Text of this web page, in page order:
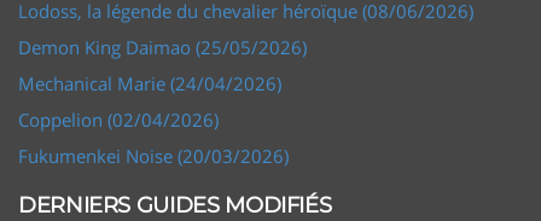
Lodoss, la légende du chevalier héroïque (08/06/2026)
Demon King Daimao (25/05/2026)
Mechanical Marie (24/04/2026)
Coppelion (02/04/2026)
Fukumenkei Noise (20/03/2026)
DERNIERS GUIDES MODIFIÉS